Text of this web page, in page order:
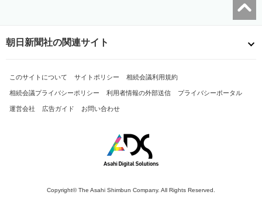
朝日新聞社の関連サイト
このサイトについて サイトポリシー 相続会議利用規約
相続会議プライバシーポリシー 利用者情報の外部送信 プライバシーポータル
運営会社 広告ガイド お問い合わせ
Copyright© The Asahi Shimbun Company. All Rights Reserved.